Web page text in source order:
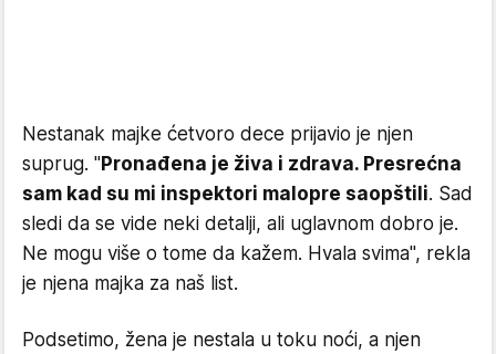
Nestanak majke ćetvoro dece prijavio je njen
suprug. "Pronađena je živa i zdrava. Presrećna
sam kad su mi inspektori malopre saopštili. Sad
sledi da se vide neki detalji, ali uglavnom dobro je.
Ne mogu više o tome da kažem. Hvala svima", rekla
je njena majka za naš list.
Podsetimo, žena je nestala u toku noći, a njen